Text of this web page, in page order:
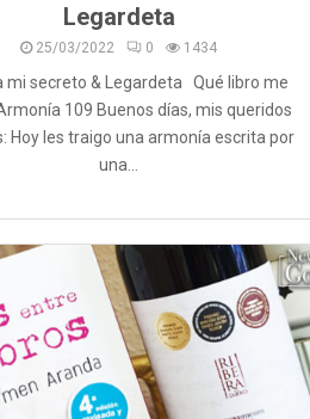
Legardeta
25/03/2022 0 1434
mi secreto & Legardeta Qué libro me
109 Buenos días, mis queridos
Hoy les traigo una armonía escrita por
una...